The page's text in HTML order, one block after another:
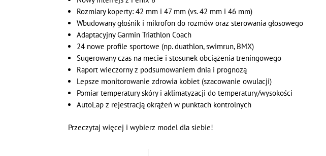
Rozmiary koperty: 42 mm i 47 mm (vs. 42 mm i 46 mm)
Wbudowany głośnik i mikrofon do rozmów oraz sterowania głosowego
Adaptacyjny Garmin Triathlon Coach
24 nowe profile sportowe (np. duathlon, swimrun, BMX)
Sugerowany czas na mecie i stosunek obciążenia treningowego
Raport wieczorny z podsumowaniem dnia i prognozą
Lepsze monitorowanie zdrowia kobiet (szacowanie owulacji)
Pomiar temperatury skóry i aklimatyzacji do temperatury/wysokości
AutoLap z rejestracją okrążeń w punktach kontrolnych
Przeczytaj więcej i wybierz model dla siebie!